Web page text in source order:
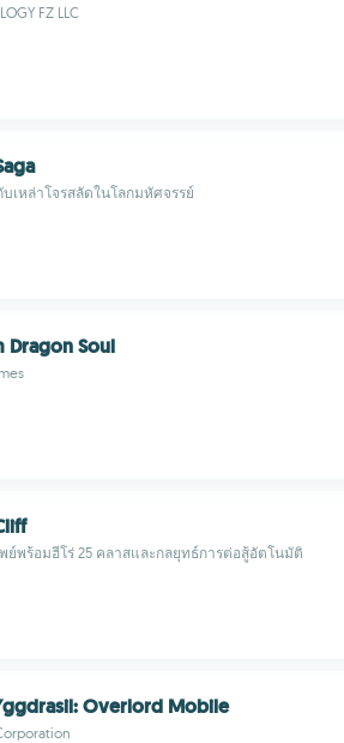
FZ LLC
เหล่าโจรสลัดในโลกมหัศจรรย์
Dragon Soul
ย์พร้อมฮีโร่ 25 คลาสและกลยุทธ์การต่อสู้อัตโนมัติ
Overlord Mobile